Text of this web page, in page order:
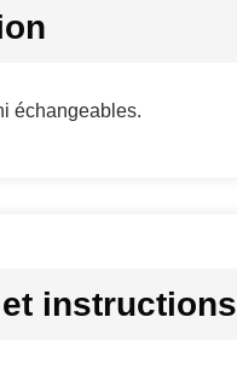
échangeables.
instructions